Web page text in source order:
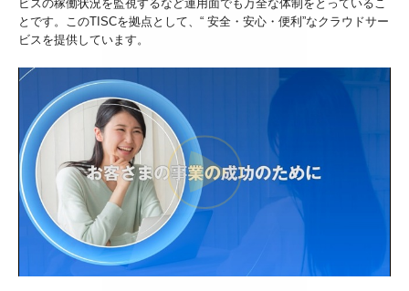
ビスの稼働状況を監視するなど運用面でも万全な体制をとっているこ
とです。このTISCを拠点として、“ 安全・安心・便利”なクラウドサー
ビスを提供しています。